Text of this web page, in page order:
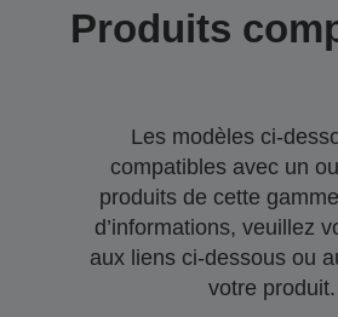
Produits
Les modèles ci-
compatibles avec un
produits de cette
d’informations, veuillez
aux liens ci-dessous ou
votre produit.